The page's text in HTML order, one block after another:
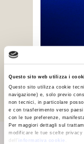
Questo sito web utilizza i
Questo sito utilizza cookie
navigazione) e, solo previo
non tecnici, in particolare
e con trasferimento verso
con le tue preferenze,
Per maggiori dettagli sul
modificare le tue scelte
dell’
informativa cookie
— BOMPIANI AL
Le forme